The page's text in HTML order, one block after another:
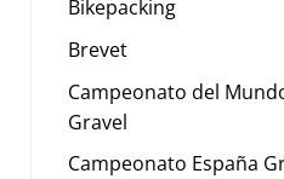
Bikepacking
Brevet
Campeonato del
Gravel
Campeonato España